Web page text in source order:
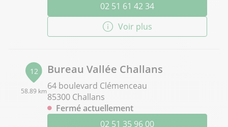
02 51 61 42 34
Voir plus
12
58.89 km
Bureau Vallée Challans
64 boulevard Clémenceau
85300 Challans
Fermé actuellement
02 51 35 96 00